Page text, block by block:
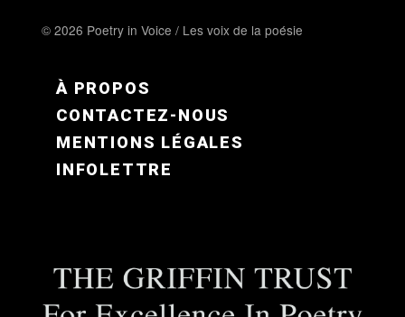
© 2026 Poetry in Voice / Les voix de la poésie
FOOTER MENU FR
À PROPOS
CONTACTEZ-NOUS
MENTIONS LÉGALES
INFOLETTRE